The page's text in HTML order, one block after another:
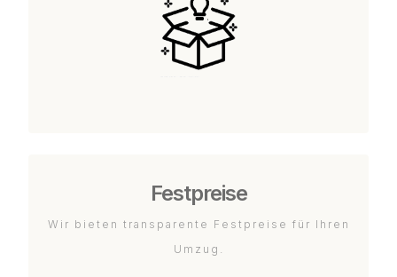
Festpreise
Wir bieten transparente Festpreise für Ihren
Umzug.